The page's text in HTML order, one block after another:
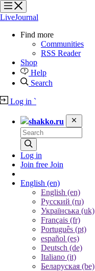
?
?
?
?
LiveJournal
Find more
Communities
RSS Reader
Shop
Help
Search
Log in `
shakko.ru
Log in
Join free Join
English (en)
English (en)
Русский (ru)
Українська (uk)
Français (fr)
Português (pt)
español (es)
Deutsch (de)
Italiano (it)
Беларуская (be)